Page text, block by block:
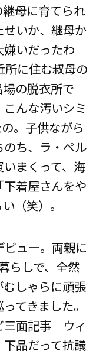
母に育てられ
いか、継母か
いだったわ
所に住む叔母の
の脱衣所で
こんな汚いシミ
。子供ながら
ち、ラ・ペル
まくって、海
着屋さんをや
（笑）。
ュー。両親に
らしで、全然
しゃらに頑張
てきました。
三面記事 ウィ
品だって抗議